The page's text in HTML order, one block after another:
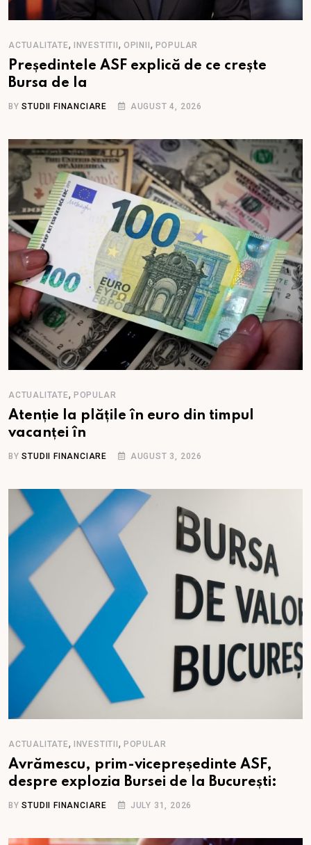
ACTUALITATE, INVESTITII , OPINII , POPULAR
Președintele ASF explică de ce crește
Bursa de la
BYSTUDII FINANCIARE AUGUST 4, 2026
ACTUALITATE, POPULAR
Atenție la plățile în euro din timpul
vacanței în
BYSTUDII FINANCIARE AUGUST 3, 2026
ACTUALITATE, INVESTITII , POPULAR
Avrămescu, prim-vicepreședinte ASF,
despre explozia Bursei de la București:
BYSTUDII FINANCIARE JULY 31, 2026